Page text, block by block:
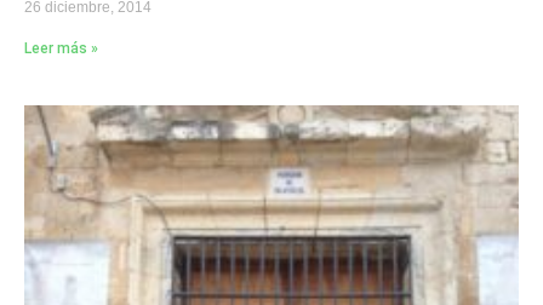
26 diciembre, 2014
Leer más »